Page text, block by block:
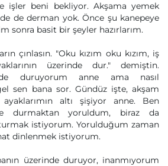
işler beni bekliyor. Akşama yemek
de derman yok. Önce şu kanepeye
sonra basit bir şeyler hazırlarım.
çınlasın. "Oku kızım oku kızım, iş
üzerinde dur." demiştin.
duruyorum anne ama nasıl
sen bana sor. Gündüz işte, akşam
altı şişiyor anne. Ben
durmaktan yoruldum, biraz da
istiyorum. Yorulduğum zaman
dinlenmek istiyorum.
üzerinde duruyor, inanmıyorum